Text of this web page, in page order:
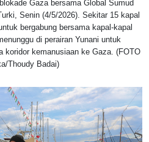
Gaza bersama Global Sumud
Senin (4/5/2026). Sekitar 15 kapal
bergabung bersama kapal-kapal
di perairan Yunani untuk
koridor kemanusiaan ke Gaza. (FOTO
Thoudy Badai)